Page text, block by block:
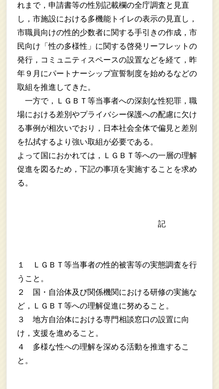
れまで，申請書等の性別記載欄の全庁調査と見直
し，市施設における多機能トイレの表示の見直し，
市職員向けの性的少数者に関する手引きの作成，市
民向け「性の多様性」に関する啓発リーフレットの
発行，コミュニティスペースの設置などを経て，昨
年９月にパートナーシップ宣誓制度を始めるなどの
取組を推進してきた。
一方で，ＬＧＢＴ等当事者への深刻な性犯罪，職
場における差別やプライバシー保護への配慮に欠け
る事例が相次いでおり，日本社会全体で偏見と差別
を払拭するより強い取組が必要である。
よって国におかれては，ＬＧＢＴ等への一層の理解
促進を図るため，下記の事項を実施することを求め
る。
記
１ ＬＧＢＴ等当事者の性的被害等の実態調査を行
うこと。
２ 国・自治体及び関係機関における研修の実施な
ど，ＬＧＢＴ等への理解促進に努めること。
３ 地方自治体における専門相談窓口の設置に向
け，支援を進めること。
４ 多様な性への理解を深める活動を推進するこ
と。